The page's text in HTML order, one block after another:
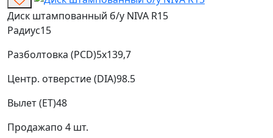
Диск штампованный б/у NIVA R15
Радиус15
Разболтовка (PCD)5x139,7
Центр. отверстие (DIA)98.5
Вылет (ET)48
Продажапо 4 шт.